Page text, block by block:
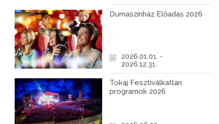
Dumaszínház Előadás 2026
2026.01.01. -
2026.12.31.
Tokaj Fesztiválkatlan
programok 2026